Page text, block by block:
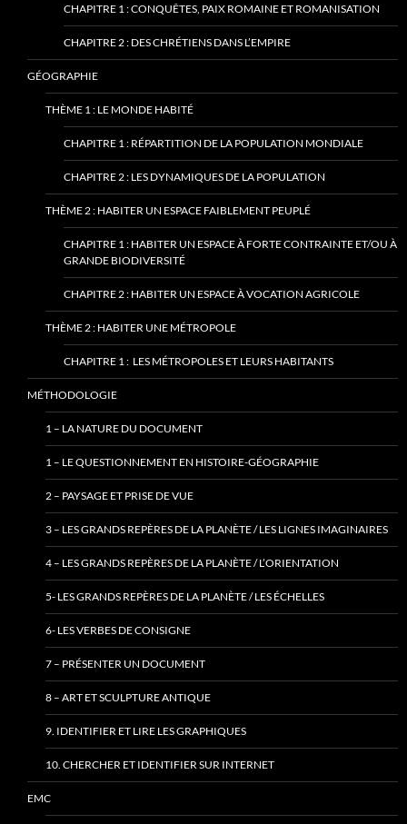
CHAPITRE 1 : CONQUÊTES, PAIX ROMAINE ET ROMANISATION
CHAPITRE 2 : DES CHRÉTIENS DANS L’EMPIRE
GÉOGRAPHIE
THÈME 1 : LE MONDE HABITÉ
CHAPITRE 1 : RÉPARTITION DE LA POPULATION MONDIALE
CHAPITRE 2 : LES DYNAMIQUES DE LA POPULATION
THÈME 2 : HABITER UN ESPACE FAIBLEMENT PEUPLÉ
CHAPITRE 1 : HABITER UN ESPACE À FORTE CONTRAINTE ET/OU À
GRANDE BIODIVERSITÉ
CHAPITRE 2 : HABITER UN ESPACE À VOCATION AGRICOLE
THÈME 2 : HABITER UNE MÉTROPOLE
CHAPITRE 1 : LES MÉTROPOLES ET LEURS HABITANTS
MÉTHODOLOGIE
1 – LA NATURE DU DOCUMENT
1 – LE QUESTIONNEMENT EN HISTOIRE-GÉOGRAPHIE
2 – PAYSAGE ET PRISE DE VUE
3 – LES GRANDS REPÈRES DE LA PLANÈTE / LES LIGNES IMAGINAIRES
4 – LES GRANDS REPÈRES DE LA PLANÈTE / L’ORIENTATION
5- LES GRANDS REPÈRES DE LA PLANÈTE / LES ÉCHELLES
6- LES VERBES DE CONSIGNE
7 – PRÉSENTER UN DOCUMENT
8 – ART ET SCULPTURE ANTIQUE
9. IDENTIFIER ET LIRE LES GRAPHIQUES
10. CHERCHER ET IDENTIFIER SUR INTERNET
EMC